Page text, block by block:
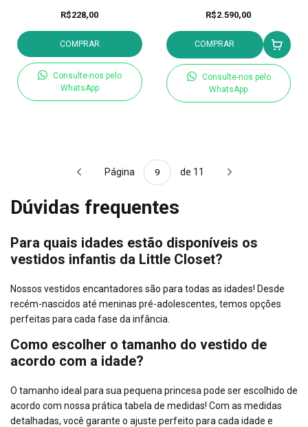
R$228,00
COMPRAR
Consulte-nos pelo
WhatsApp
R$2.590,00
COMPRAR
Consulte-nos pelo
WhatsApp
Página de 11
Dúvidas frequentes
Para quais idades estão disponíveis os
vestidos infantis da Little Closet?
Nossos vestidos encantadores são para todas as idades! Desde
recém-nascidos até meninas pré-adolescentes, temos opções
perfeitas para cada fase da infância.
Como escolher o tamanho do vestido de
acordo com a idade?
O tamanho ideal para sua pequena princesa pode ser escolhido de
acordo com nossa prática tabela de medidas! Com as medidas
detalhadas, você garante o ajuste perfeito para cada idade e